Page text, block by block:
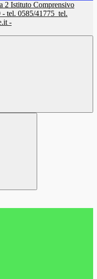
Istituto Comprensivo
- tel. 0585/41775 tel.
-